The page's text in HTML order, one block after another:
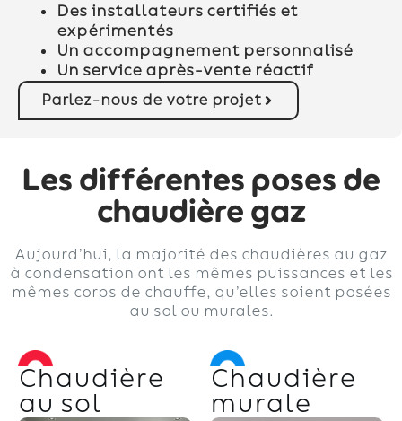
Des installateurs certifiés et
expérimentés
Un accompagnement personnalisé
Un service après-vente réactif
Parlez-nous de votre projet
Les différentes poses de
chaudière gaz
Aujourd’hui, la majorité des chaudières au gaz
à condensation ont les mêmes puissances et les
mêmes corps de chauffe, qu’elles soient posées
au sol ou murales.
Chaudière
au sol
Chaudière
murale